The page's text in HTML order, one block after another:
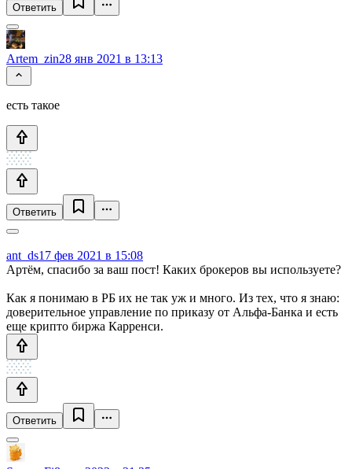
Ответить
Artem_zin28 янв 2021 в 13:13
есть такое
Ответить
ant_ds17 фев 2021 в 15:08
Артём, спасибо за ваш пост! Каких брокеров вы используете?
Как я понимаю в РБ их не так уж и много. Из тех, что я знаю:
доверительное управление по приказу от Альфа-Банка и есть
еще крипто биржа Карренси.
Ответить